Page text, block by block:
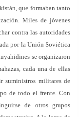
que formaban tanto
Miles de jóvenes
contra las autoridades
por la Unión Soviética
se organizaron
cada una de ellas
militares de
de todo el frente. Con
de otros grupos